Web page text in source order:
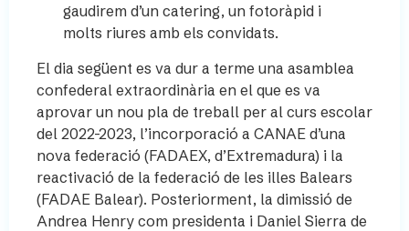
gaudirem d’un catering, un fotoràpid i
molts riures amb els convidats.
El dia següent es va dur a terme una asamblea
confederal extraordinària en el que es va
aprovar un nou pla de treball per al curs escolar
del 2022-2023, l’incorporació a CANAE d’una
nova federació (FADAEX, d’Extremadura) i la
reactivació de la federació de les illes Balears
(FADAE Balear). Posteriorment, la dimissió de
Andrea Henry com presidenta i Daniel Sierra de